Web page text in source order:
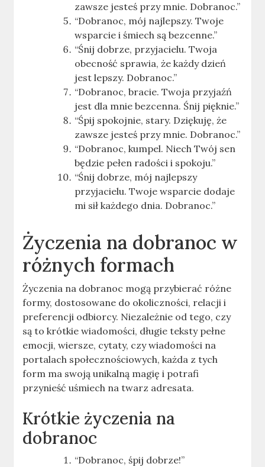
zawsze jesteś przy mnie. Dobranoc.”
“Dobranoc, mój najlepszy. Twoje
wsparcie i śmiech są bezcenne.”
“Śnij dobrze, przyjacielu. Twoja
obecność sprawia, że każdy dzień
jest lepszy. Dobranoc.”
“Dobranoc, bracie. Twoja przyjaźń
jest dla mnie bezcenna. Śnij pięknie.”
“Śpij spokojnie, stary. Dziękuję, że
zawsze jesteś przy mnie. Dobranoc.”
“Dobranoc, kumpel. Niech Twój sen
będzie pełen radości i spokoju.”
“Śnij dobrze, mój najlepszy
przyjacielu. Twoje wsparcie dodaje
mi sił każdego dnia. Dobranoc.”
Życzenia na dobranoc w
różnych formach
Życzenia na dobranoc mogą przybierać różne
formy, dostosowane do okoliczności, relacji i
preferencji odbiorcy. Niezależnie od tego, czy
są to krótkie wiadomości, długie teksty pełne
emocji, wiersze, cytaty, czy wiadomości na
portalach społecznościowych, każda z tych
form ma swoją unikalną magię i potrafi
przynieść uśmiech na twarz adresata.
Krótkie życzenia na
dobranoc
“Dobranoc, śpij dobrze!”